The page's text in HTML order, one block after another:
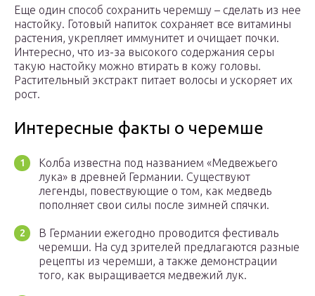
Еще один способ сохранить черемшу – сделать из нее
настойку. Готовый напиток сохраняет все витамины
растения, укрепляет иммунитет и очищает почки.
Интересно, что из-за высокого содержания серы
такую настойку можно втирать в кожу головы.
Растительный экстракт питает волосы и ускоряет их
рост.
Интересные факты о черемше
Колба известна под названием «Медвежьего
лука» в древней Германии. Существуют
легенды, повествующие о том, как медведь
пополняет свои силы после зимней спячки.
В Германии ежегодно проводится фестиваль
черемши. На суд зрителей предлагаются разные
рецепты из черемши, а также демонстрации
того, как выращивается медвежий лук.